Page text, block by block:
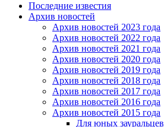
Последние известия
Архив новостей
Архив новостей 2023 года
Архив новостей 2022 года
Архив новостей 2021 года
Архив новостей 2020 года
Архив новостей 2019 года
Архив новостей 2018 года
Архив новостей 2017 года
Архив новостей 2016 года
Архив новостей 2015 года
Для юных зауральцев